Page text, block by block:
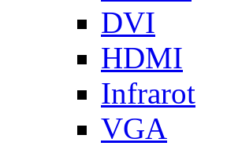
DVI
HDMI
Infrarot
VGA